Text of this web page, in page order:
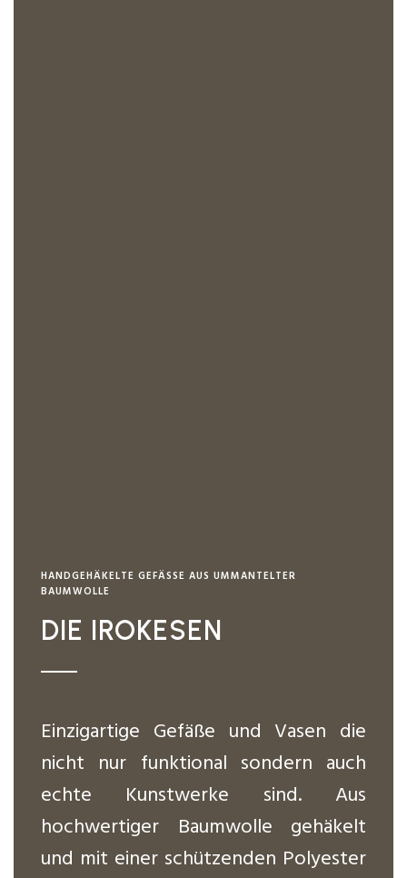
HANDGEHÄKELTE GEFÄSSE AUS UMMANTELTER B
AUMWOLLE
DIE IROKESEN
Einzigartige Gefäße und Vasen die
nicht nur funktional sondern auch
echte Kunstwerke sind. Aus
hochwertiger Baumwolle gehäkelt
und mit einer schützenden Polyester